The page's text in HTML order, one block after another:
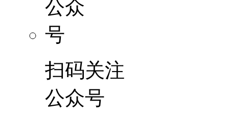
扫码关注
公众号